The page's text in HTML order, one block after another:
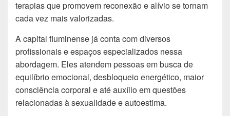
terapias que promovem reconexão e alívio se tornam
cada vez mais valorizadas.
A capital fluminense já conta com diversos
profissionais e espaços especializados nessa
abordagem. Eles atendem pessoas em busca de
equilíbrio emocional, desbloqueio energético, maior
consciência corporal e até auxílio em questões
relacionadas à sexualidade e autoestima.